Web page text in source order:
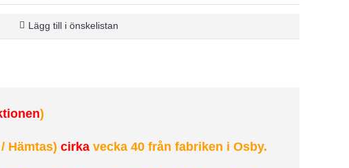
Lägg till i önskelistan
)
Hämtas) cirka vecka 40 från fabriken i Osby.